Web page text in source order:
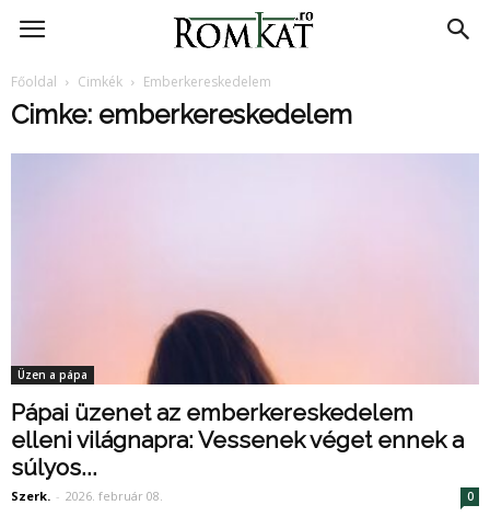
RomKat.ro
Főoldal Cimkék Emberkereskedelem
Cimke: emberkereskedelem
Üzen a pápa
Pápai üzenet az emberkereskedelem
elleni világnapra: Vessenek véget ennek a
súlyos...
Szerk. - 2026. február 08. 0